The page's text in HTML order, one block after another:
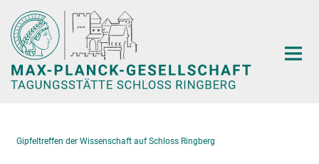
Hauptinhalt
Gipfeltreffen der Wissenschaft auf Schloss Ringberg